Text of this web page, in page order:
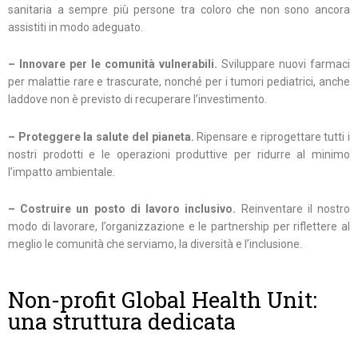
sanitaria a sempre più persone tra coloro che non sono ancora
assistiti in modo adeguato.
– Innovare per le comunità vulnerabili. Sviluppare nuovi farmaci
per malattie rare e trascurate, nonché per i tumori pediatrici, anche
laddove non è previsto di recuperare l’investimento.
– Proteggere la salute del pianeta. Ripensare e riprogettare tutti i
nostri prodotti e le operazioni produttive per ridurre al minimo
l’impatto ambientale.
– Costruire un posto di lavoro inclusivo.
Reinventare il nostro
modo di lavorare, l’organizzazione e le partnership per riflettere al
meglio le comunità che serviamo, la diversità e l’inclusione.
Non-profit Global Health Unit:
una struttura dedicata